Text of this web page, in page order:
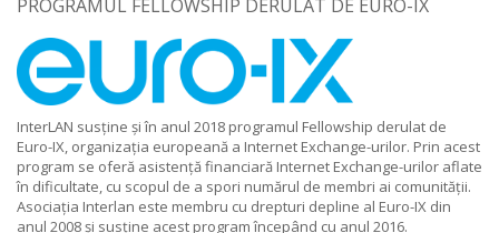
PROGRAMUL FELLOWSHIP DERULAT DE EURO-IX
InterLAN susține și în anul 2018 programul Fellowship derulat de
Euro-IX, organizația europeană a Internet Exchange-urilor. Prin acest
program se oferă asistență financiară Internet Exchange-urilor aflate
în dificultate, cu scopul de a spori numărul de membri ai comunității.
Asociația Interlan este membru cu drepturi depline al Euro-IX din
anul 2008 și susține acest program începând cu anul 2016.